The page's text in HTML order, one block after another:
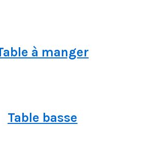
à manger
Table basse